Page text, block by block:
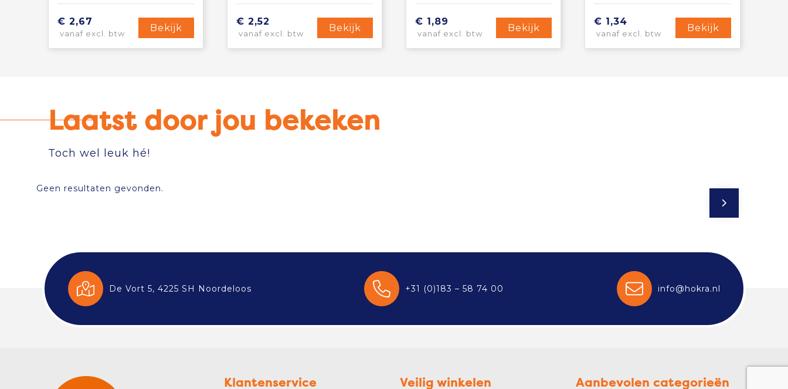
€ 2,67
vanaf excl. btw
Bekijk
€ 2,52
vanaf excl. btw
Bekijk
€ 1,89
vanaf excl. btw
Bekijk
€ 1,34
vanaf excl. btw
Bekijk
Laatst door jou bekeken
Toch wel leuk hé!
Geen resultaten gevonden.
De Vort 5, 4225 SH Noordeloos +31 (0)183 – 58 74 00 info@hokra.nl
Klantenservice Veilig winkelen Aanbevolen categorieën